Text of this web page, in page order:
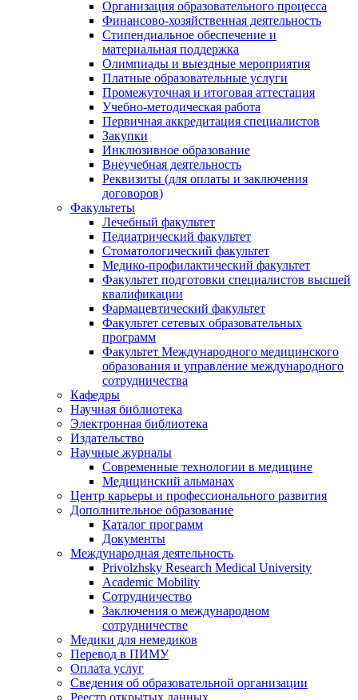
Организация образовательного процесса
Финансово-хозяйственная деятельность
Стипендиальное обеспечение и
материальная поддержка
Олимпиады и выездные мероприятия
Платные образовательные услуги
Промежуточная и итоговая аттестация
Учебно-методическая работа
Первичная аккредитация специалистов
Закупки
Инклюзивное образование
Внеучебная деятельность
Реквизиты (для оплаты и заключения
договоров)
Факультеты
Лечебный факультет
Педиатрический факультет
Стоматологический факультет
Медико-профилактический факультет
Факультет подготовки специалистов высшей
квалификации
Фармацевтический факультет
Факультет сетевых образовательных
программ
Факультет Международного медицинского
образования и управление международного
сотрудничества
Кафедры
Научная библиотека
Электронная библиотека
Издательство
Научные журналы
Современные технологии в медицине
Медицинский альманах
Центр карьеры и профессионального развития
Дополнительное образование
Каталог программ
Документы
Международная деятельность
Privolzhsky Research Medical University
Academic Mobility
Сотрудничество
Заключения о международном
сотрудничестве
Медики для немедиков
Перевод в ПИМУ
Оплата услуг
Сведения об образовательной организации
Реестр открытых данных